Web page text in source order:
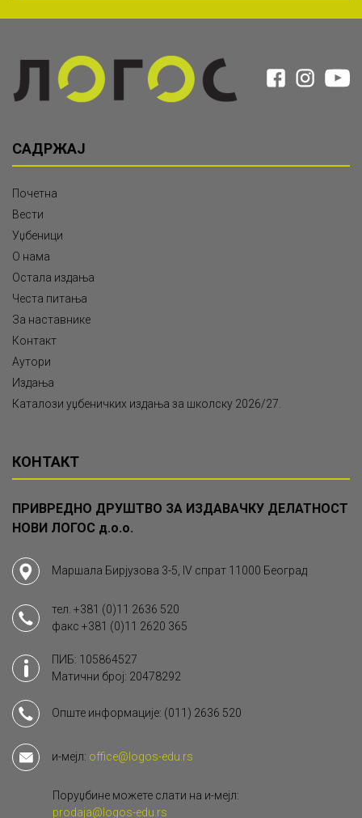
САДРЖАЈ
Почетна
Вести
Уџбеници
О нама
Остала издања
Честа питања
За наставнике
Контакт
Аутори
Издања
Каталози уџбеничких издања за школску 2026/27.
КОНТАКТ
ПРИВРЕДНО ДРУШТВО ЗА ИЗДАВАЧКУ ДЕЛАТНОСТ
НОВИ ЛОГОС д.о.о.
Маршала Бирјузова 3-5, IV спрат 11000 Београд
тел. +381 (0)11 2636 520
факс +381 (0)11 2620 365
ПИБ: 105864527
Матични број: 20478292
Опште информације: (011) 2636 520
и-мејл: office@logos-edu.rs
Поруџбине можете слати на и-мејл:
prodaja@logos-edu.rs